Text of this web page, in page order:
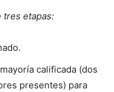
tres etapas:
calificada (dos
presentes) para